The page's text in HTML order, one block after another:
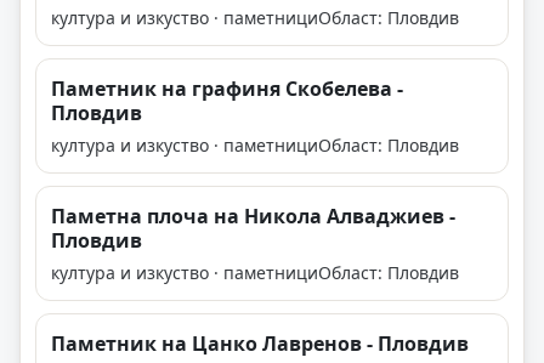
култура и изкуство · паметнициОбласт: Пловдив
Паметник на графиня Скобелева -
Пловдив
култура и изкуство · паметнициОбласт: Пловдив
Паметна плоча на Никола Алваджиев -
Пловдив
култура и изкуство · паметнициОбласт: Пловдив
Паметник на Цанко Лавренов - Пловдив